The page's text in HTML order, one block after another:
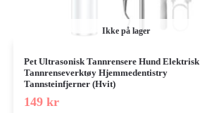
Ikke på lager
Pet Ultrasonisk Tannrensere Hund Elektrisk
Tannrenseverktøy Hjemmedentistry
Tannsteinfjerner (Hvit)
149 kr